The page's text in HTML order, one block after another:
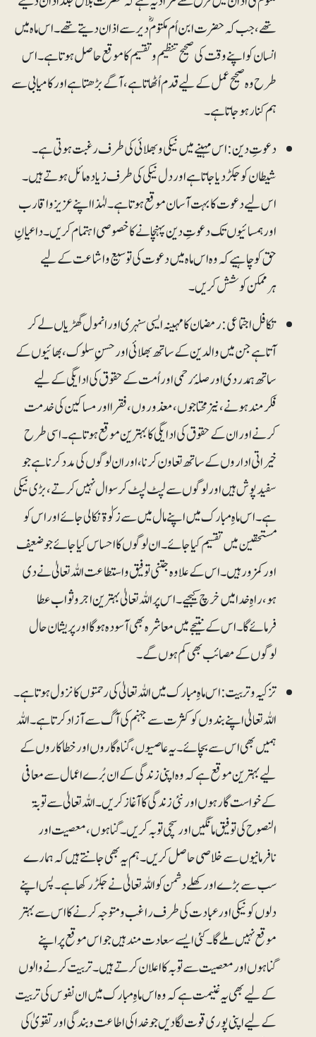
تھے، جب کہ حضرت ابن اُم مکتومؓ دیر سے اذان دیتے تھے۔ اس ماہ میں
انسان کو اپنے وقت کی صحیح تنظیم و تقسیم کا موقع حاصل ہوتا ہے۔ اس
طرح وہ صحیح عمل کے لیے قدم اُٹھاتا ہے، آگے بڑھتا ہے اور کامیابی سے
ہم کنار ہوجاتا ہے۔
دعوتِ دین: اس مہینے میں نیکی و بھلائی کی طرف رغبت ہوتی ہے۔
شیطان کو جکڑ دیا جاتا ہے اور دل نیکی کی طرف زیادہ مائل ہوتے ہیں۔
اس لیے دعوت کا بہت آسان موقع ہوتا ہے۔ لہٰذا اپنے عزیز واقارب
اور ہمسائیوں تک دعوتِ دین پہنچانے کا خصوصی اہتمام کریں۔ داعیانِ
حق کو چاہیے کہ وہ اس ماہ میں دعوت کی توسیع واشاعت کے لیے
ہرممکن کوشش کریں۔
تکافل اجتماعی: رمضان کامہینہ ایسی سنہری اور انمول گھڑیاں لے کر
آتاہے جن میں والدین کے ساتھ بھلائی اور حسنِ سلوک، بھائیوں کے
ساتھ ہمدردی اور صلۂ رحمی اور اُمت کے حقوق کی ادایگی کے لیے
فکرمند ہونے، نیز محتاجوں، معذوروں، فقرا اور مساکین کی خدمت
کرنے اور ان کے حقوق کی ادایگی کا بہترین موقع ہوتا ہے۔ اسی طرح
خیراتی اداروں کے ساتھ تعاون کرنا، اور ان لوگوں کی مدد کرنا ہے جو
سفیدپوش ہیں اور لوگوں سے لپٹ لپٹ کر سوال نہیں کرتے، بڑی نیکی
ہے۔ اس ماہِ مبارک میں اپنے مال میں سے زکوٰۃ نکالی جائے اور اس کو
مستحقین میں تقسیم کیا جائے۔ ان لوگوں کا احساس کیا جائے جو ضعیف
اور کمزور ہیں۔ اس کے علاوہ جتنی توفیق و استطاعت اللہ تعالیٰ نے دی
ہو، راہِ خدا میں خرچ کیجیے۔ اس پر اللہ تعالیٰ بہترین اجر و ثواب عطا
فرمائے گا۔ اس کے نتیجے میں معاشرہ بھی آسودہ ہوگا اور پریشان حال
لوگوں کے مصائب بھی کم ہوں گے۔
تزکیہ و تربیت:اس ماہِ مبارک میں اللہ تعالیٰ کی رحمتوں کا نزول ہوتاہے۔
اللہ تعالیٰ اپنے بندوں کو کثرت سے جہنم کی آگ سے آزاد کرتا ہے۔ اللہ
ہمیں بھی اس سے بچائے۔ یہ عاصیوں، گناہ گاروں اور خطاکاروں کے
لیے بہتر ین موقع ہے کہ وہ اپنی زندگی کے ان بُرے اعمال سے معافی
کے خواست گار ہوں اور نئی زندگی کا آغاز کریں۔ اللہ تعالیٰ سے توبۃ
النصوح کی توفیق مانگیں اور سچی توبہ کریں۔ گناہوں، معصیت اور
نافرمانیوں سے خلاصی حاصل کریں۔ ہم یہ بھی جانتے ہیں کہ ہمارے
سب سے بڑے اور کھلے دشمن کو اللہ تعالیٰ نے جکڑ رکھا ہے۔ پس اپنے
دلوں کو نیکی اور عبادت کی طرف راغب و متوجہ کرنے کا اس سے بہتر
موقع نہیں ملے گا۔ کئی ایسے سعادت مند ہیں جو اس موقع پر اپنے
گناہوں اور معصیت سے توبہ کا اعلان کرتے ہیں۔ تربیت کرنے والوں
کے لیے بھی یہ غنیمت ہے کہ وہ اس ماہِ مبارک میں ان نفوس کی تربیت
کے لیے اپنی پوری قوت لگادیں جو خدا کی اطاعت و بندگی اور تقویٰ کی